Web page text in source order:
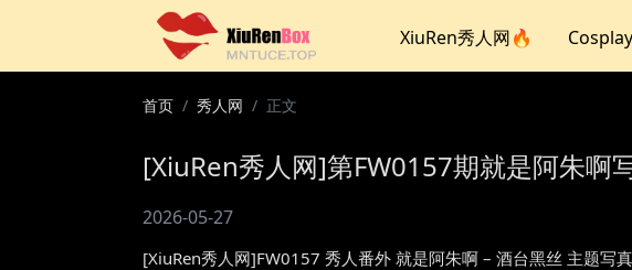
XiuRen秀人网🔥
首页 秀人网 正文
[XiuRen秀人网]第FW0157期就是阿朱啊
2026-05-27
[XiuRen秀人网]FW0157 秀人番外 就是阿朱啊 – 酒台黑丝 主题写